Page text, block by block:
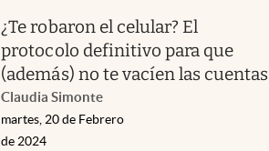
¿Te robaron el celular? El
protocolo definitivo para que
(además) no te vacíen las cuentas
Claudia Simonte
martes, 20 de Febrero
de 2024